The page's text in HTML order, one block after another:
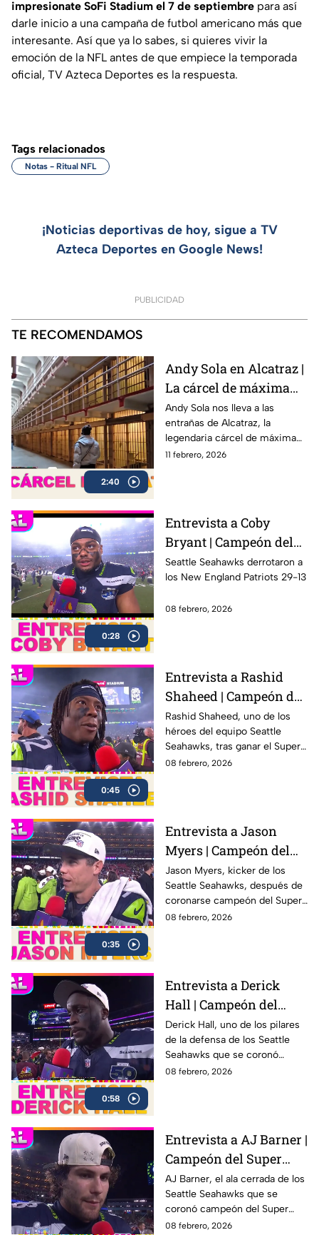
impresionate SoFi Stadium el 7 de septiembre para así
darle inicio a una campaña de futbol americano más que
interesante. Así que ya lo sabes, si quieres vivir la
emoción de la NFL antes de que empiece la temporada
oficial, TV Azteca Deportes es la respuesta.
Tags relacionados
Notas - Ritual NFL
¡Noticias deportivas de hoy, sigue a TV
Azteca Deportes en Google News!
PUBLICIDAD
TE RECOMENDAMOS
2:40
Andy Sola en Alcatraz |
La cárcel de máxima
seguridad que encerró
a Al Capone | Sola al
Super Bowl
Andy Sola nos lleva a las
entrañas de Alcatraz, la
legendaria cárcel de máxima
seguridad ubicada en San
11 febrero, 2026
0:28
Entrevista a Coby
Bryant | Campeón del
Super Bowl LX con los
Seahawks
Seattle Seahawks derrotaron a
los New England Patriots 29-13
08 febrero, 2026
0:45
Entrevista a Rashid
Shaheed | Campeón del
Super Bowl LX con los
Seahawks
Rashid Shaheed, uno de los
héroes del equipo Seattle
Seahawks, tras ganar el Super
Bowl LX con una victoria
08 febrero, 2026
0:35
Entrevista a Jason
Myers | Campeón del
Super Bowl LX con los
Seahawks
Jason Myers, kicker de los
Seattle Seahawks, después de
coronarse campeón del Super
Bowl LX .
08 febrero, 2026
0:58
Entrevista a Derick
Hall | Campeón del
Super Bowl LX con los
Seahawks
Derick Hall, uno de los pilares
de la defensa de los Seattle
Seahawks que se coronó
campeón del Super Bowl LX 🏆
08 febrero, 2026
Entrevista a AJ Barner |
Campeón del Super
Bowl LX con los
Seahawks
AJ Barner, el ala cerrada de los
Seattle Seahawks que se
coronó campeón del Super
Bowl LX tras la victoria ante los
08 febrero, 2026